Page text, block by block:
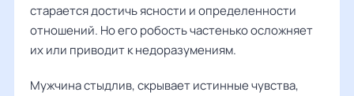
старается достичь ясности и определенности
отношений. Но его робость частенько осложняет
их или приводит к недоразумениям.
Мужчина стыдлив, скрывает истинные чувства,